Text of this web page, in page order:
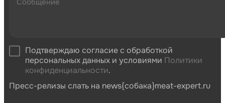
Подтверждаю согласие с обработкой
персональных данных и условиями Политики
конфиденциальности.
Пресс-релизы слать на news{собака}meat-expert.ru